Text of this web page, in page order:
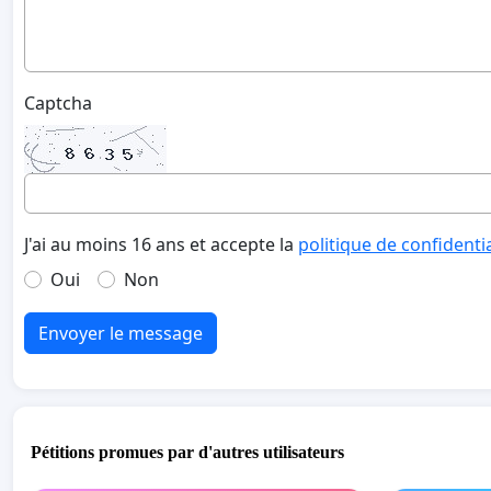
Captcha
J'ai au moins 16 ans et accepte la politique de
Oui
Non
Envoyer le message
Pétitions promues par d'autres utilisateurs